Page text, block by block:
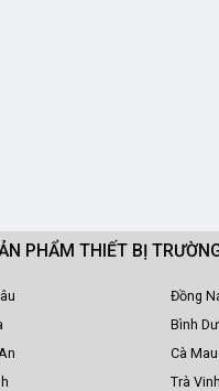
PHẨM THIẾT BỊ
Đồng
Bình
Cà Mau
Trà Vinh